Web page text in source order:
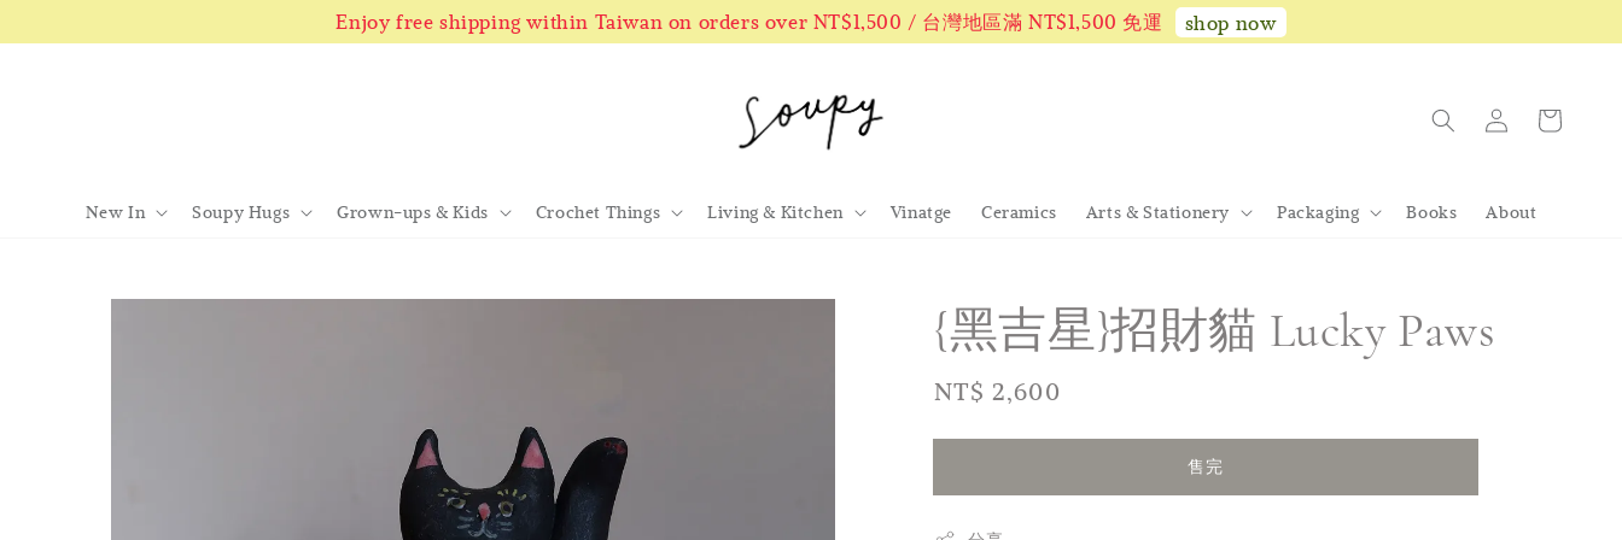
Enjoy free shipping within Taiwan on orders over NT$1,500 / 台灣地區滿 NT$1,500 免運 shop now
New In Soupy Hugs Grown-ups & Kids Crochet Things Living & Kitchen Vinatge Ceramics Arts & Stationery Packaging Books About
{黑吉星}招財貓 Lucky Paws
Regular
NT$ 2,600
售完